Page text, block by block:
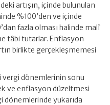
artışın, içinde bulunulan
%100’den ve içinde
fazla olması halinde malî
tâbi tutarlar. Enflasyon
birlikte gerçekleşmemesi
vergi dönemlerinin sonu
ve enflasyon düzeltmesi
dönemlerinde yukarıda